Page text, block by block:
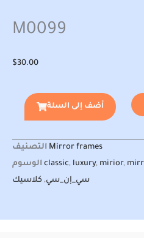
M0099
$30.00
أضف إلى السلة
التصنيف Mirror frames
الوسوم classic, luxury, mirior,
سي_إن_سي, كلاسيك